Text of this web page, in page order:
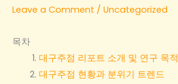
Leave a Comment / Uncategorized
목차
대구주점 리포트 소개 및 연구 목적
대구주점 현황과 분위기 트렌드